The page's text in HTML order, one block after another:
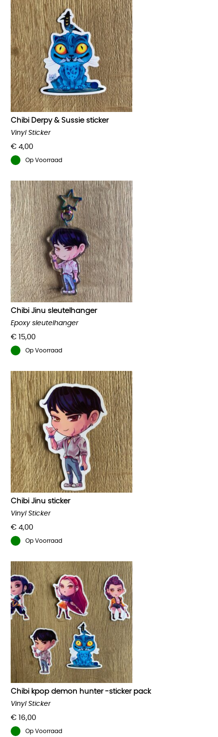
Chibi Derpy & Sussie sticker
€ 4,00
Vinyl Sticker
Op Voorraad
Chibi Jinu sleutelhanger
€ 15,00
Epoxy sleutelhanger
Op Voorraad
Chibi Jinu sticker
€ 4,00
Vinyl Sticker
Op Voorraad
Chibi kpop demon hunter -sticker pack
€ 16,00
Vinyl Sticker
Op Voorraad